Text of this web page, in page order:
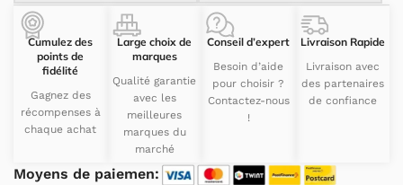
Cumulez des
points de
fidélité
Gagnez des
récompenses à
chaque achat
Large choix de
marques
Qualité garantie
avec les
meilleures
marques du
marché
Conseil d’expert
Besoin d’aide
pour choisir ?
Contactez-nous
!
Livraison Rapide
Livraison avec
des partenaires
de confiance
Moyens de paiemen: